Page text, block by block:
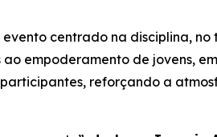
centrado na disciplina, no
empoderamento de jovens,
reforçando a